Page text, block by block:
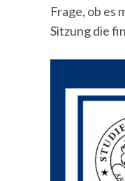
Frage, ob es
Sitzung die